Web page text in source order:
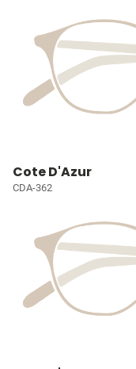
Cote D'Azur
CDA-362